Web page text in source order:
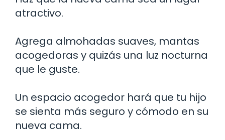
atractivo.
Agrega almohadas suaves, mantas
acogedoras y quizás una luz nocturna
que le guste.
Un espacio acogedor hará que tu hijo
se sienta más seguro y cómodo en su
nueva cama.